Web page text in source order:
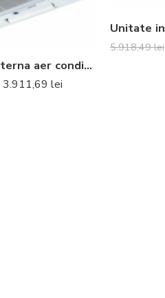
Unitate interna aer conditionat tip caseta Mitsubishi Electric SLZ-KA50VAL 18000 BTU
3.911,69 lei
5.918,49lei